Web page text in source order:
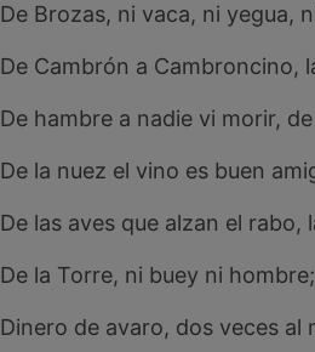
De Brozas, ni vaca, ni yegua,
De Cambrón a Cambroncino,
De hambre a nadie vi morir,
De la nuez el vino es buen
De las aves que alzan el rabo,
De la Torre, ni buey ni
Dinero de avaro, dos veces al